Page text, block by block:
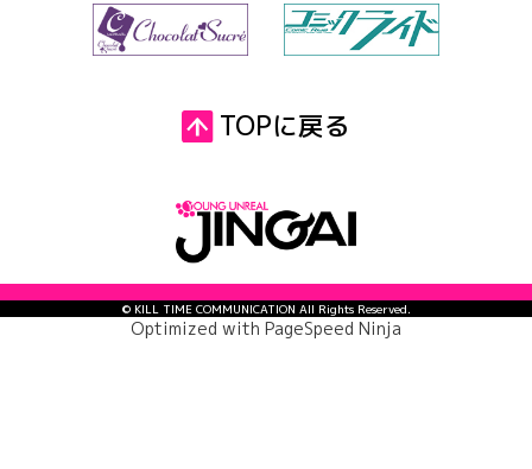
TOPに戻る
© KILL TIME COMMUNICATION All Rights Reserved.
Optimized with PageSpeed Ninja